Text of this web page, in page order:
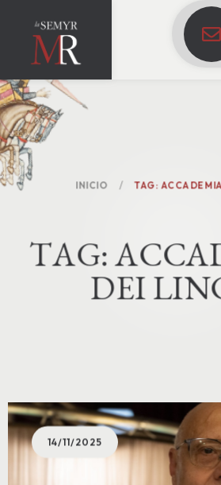
INICIO TAG:
TAG:ACCA
DEILIN
14/11/2025